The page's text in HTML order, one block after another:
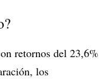
retornos del 23,6%
los